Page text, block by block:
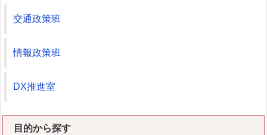
交通政策班
情報政策班
DX推進室
目的から探す